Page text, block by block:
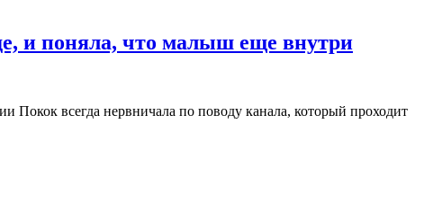
и поняла, что малыш еще внутри
Покок всегда нервничала по поводу канала, который проходит